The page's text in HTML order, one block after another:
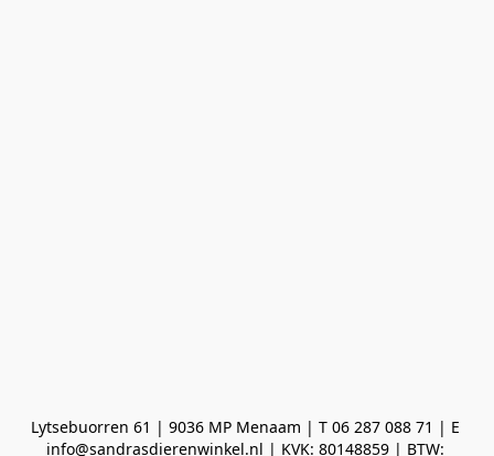
Lytsebuorren 61 | 9036 MP Menaam | T 06 287 088 71 | E
info@sandrasdierenwinkel.nl | KVK: 80148859 | BTW: